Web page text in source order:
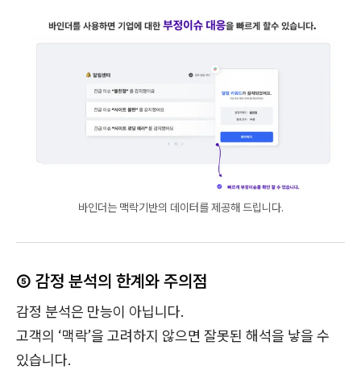
바인더는 맥락기반의 데이터를 제공해 드립니다.
⑤ 감정 분석의 한계와 주의점
감정 분석은 만능이 아닙니다.
고객의 ‘맥락’을 고려하지 않으면 잘못된 해석을 낳을 수
있습니다.